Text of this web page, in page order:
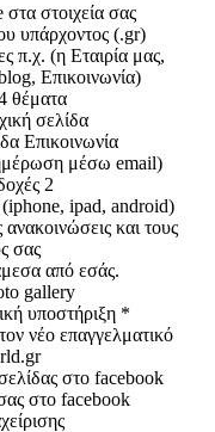
στα στοιχεία σας
υπάρχοντος (.gr)
π.χ. (η Εταιρία μας,
Επικοινωνία)
θέματα
σελίδα
Επικοινωνία
μέσω email)
2
(iphone, ipad, android)
και τους
σας
από εσάς.
gallery
υποστήριξη *
νέο επαγγελματικό
στο facebook
στο facebook